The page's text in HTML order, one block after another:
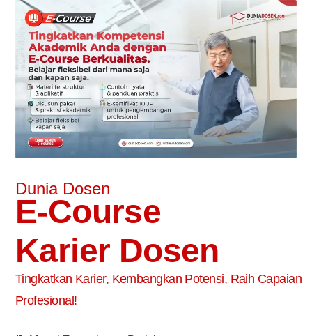
Dunia Dosen
E-Course
Karier Dosen
Tingkatkan Karier, Kembangkan Potensi, Raih Capaian
Profesional!